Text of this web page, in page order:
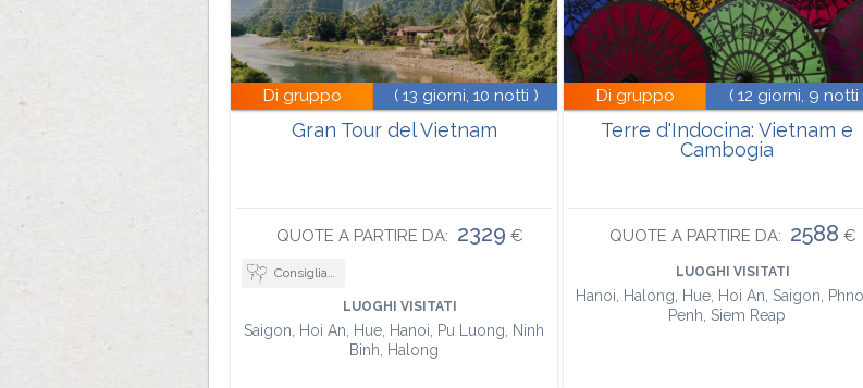
Di gruppo ( 13 giorni, 10 notti )
Gran Tour del Vietnam
QUOTE A PARTIRE DA: 2329 €
Consigliato per viaggi di nozze
LUOGHI VISITATI
Saigon, Hoi An, Hue, Hanoi, Pu Luong, Ninh
Binh, Halong
Di gruppo ( 12 giorni, 9 notti
Terre d'Indocina: Vietnam e
Cambogia
QUOTE A PARTIRE DA: 2588 €
LUOGHI VISITATI
Hanoi, Halong, Hue, Hoi An, Saigon,
Penh, Siem Reap